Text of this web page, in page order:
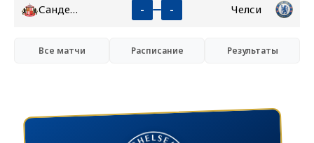
Сандерленд - - Челси
Все матчи Расписание Результаты